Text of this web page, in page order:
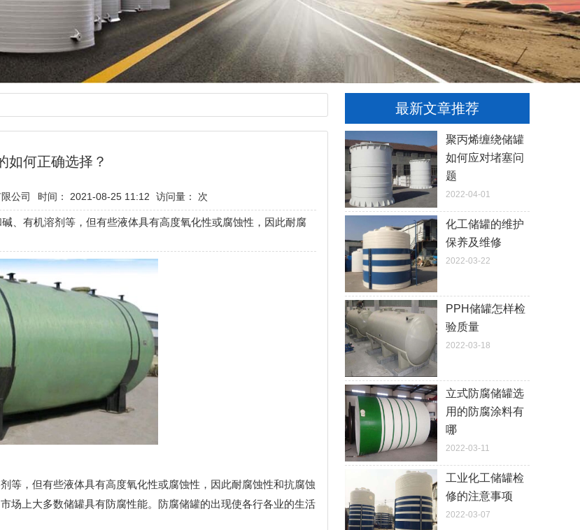
最新文章推荐
聚丙烯缠绕储罐
如何应对堵塞问
题
2022-04-01
化工储罐的维护
保养及维修
2022-03-22
PPH储罐怎样检
验质量
2022-03-18
立式防腐储罐选
用的防腐涂料有
哪
2022-03-11
工业化工储罐检
修的注意事项
2022-03-07
如何正确选择？
公司 时间： 2021-08-25 11:12 访问量： 次
、有机溶剂等，但有些液体具有高度氧化性或腐蚀性，因此耐腐
等，但有些液体具有高度氧化性或腐蚀性，因此耐腐蚀性和抗腐蚀
场上大多数储罐具有防腐性能。防腐储罐的出现使各行各业的生活